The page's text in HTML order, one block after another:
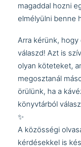
magaddal hozni
elmélyülni benne
Arra kérünk,
válaszd! Azt is
olyan köteteket,
megosztanál
örülünk, ha a
könyvtárból
✨
A közösségi
kérdésekkel is